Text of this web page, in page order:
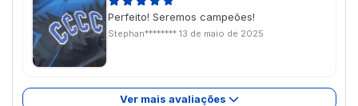
Perfeito! Seremos campeões!
Stephan******** 13 de maio de 2025
Ver mais avaliações